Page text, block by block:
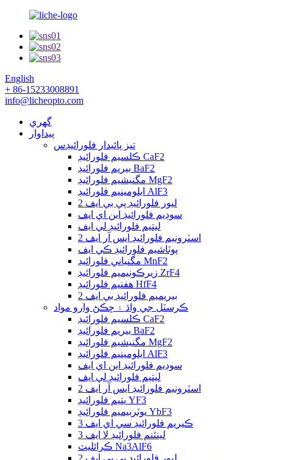
English
+ 86-15233008891
info@licheopto.com
گهري
پيداوار
تيز پائيدار فلورائيڊس
ڪلسيم فلورائيڊ CaF2
بيريم فلورائيڊ BaF2
مگنيشيم فلورائيڊ MgF2
ايلومينيم فلورائيڊ AlF3
ليور فلورائيڊ پي بي ايف 2
سوڊيم فلورائيڊ اين اي ايف
ليتيم فلورائيڊ لي ايف
اسٽرونيم فلورائيڊ ايس آر ايف 2
پوٽاشيم فلورائيڊ ڪي ايف
مگنياني فلورائيڊ MnF2
زيرڪونيميم فلورائيڊ ZrF4
هفنيم فلورائيڊ HfF4
بيريميم فلورائيڊ بي ايف 2
ڪرسٽل جي واڌ ۽ ڇڪڻ وارو مواد
ڪلسيم فلورائيڊ CaF2
بيريم فلورائيڊ BaF2
مگنيشيم فلورائيڊ MgF2
ايلومينيم فلورائيڊ AlF3
سوڊيم فلورائيڊ اين اي ايف
ليتيم فلورائيڊ لي ايف
اسٽرونيم فلورائيڊ ايس آر ايف 2
يتيم فلورائيڊ YF3
يوٽربيميم فلورائيڊ YbF3
ڪيريم فلورائيڊ سي اي ايف 3
لينٿنم فلورائيڊ لا ايف 3
ڪرائليٽ Na3AlF6
ليور فلورائيڊ پي بي ايف 2